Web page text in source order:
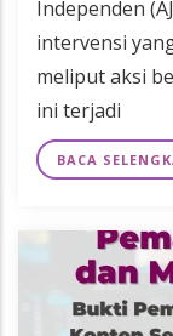
Independen
intervensi
meliput aksi
ini terjadi
BACA